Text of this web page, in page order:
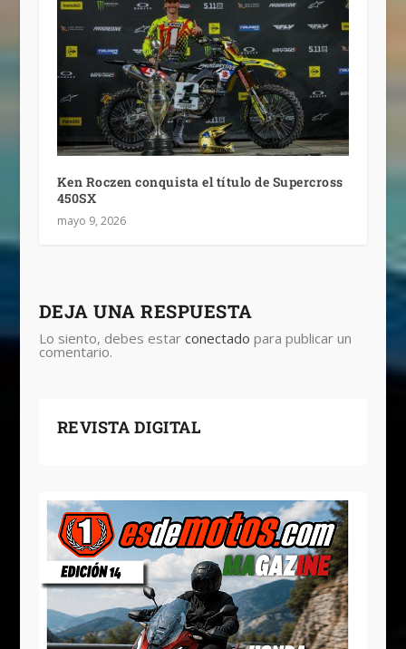
Ken Roczen conquista el título de Supercross
450SX
mayo 9, 2026
DEJA UNA RESPUESTA
Lo siento, debes estar conectado para publicar un
comentario.
REVISTA DIGITAL